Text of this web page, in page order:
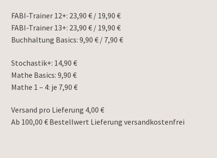
FABI-Trainer 12+: 23,90 € / 19,90 €
FABI-Trainer 13+: 23,90 € / 19,90 €
Buchhaltung Basics: 9,90 € / 7,90 €
Stochastik+: 14,90 €
Mathe Basics: 9,90 €
Mathe 1 – 4: je 7,90 €
Versand pro Lieferung 4,00 €
Ab 100,00 € Bestellwert Lieferung versandkostenfrei